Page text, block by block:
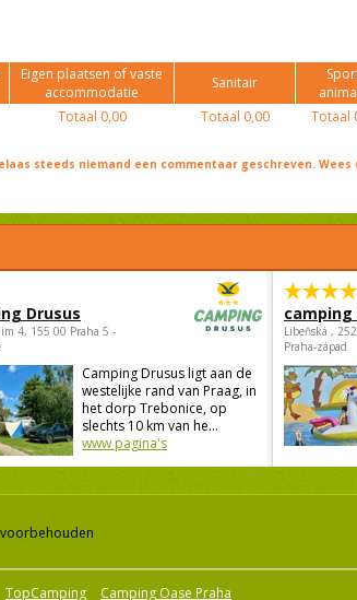
Eigen plaatsen of vaste
accommodatie
Sanitair
Totaal 0,00 Totaal 0,00 Totaal
steeds niemand een commentaar geschreven. Wees
Drusus
4, 155 00 Praha 5 -
Camping Drusus ligt aan de
westelijke rand van Praag, in
het dorp Trebonice, op
slechts 10 km van he...
www pagina's
camping
Libeňská ,
Praha-západ
TopCamping Camping Oase Praha